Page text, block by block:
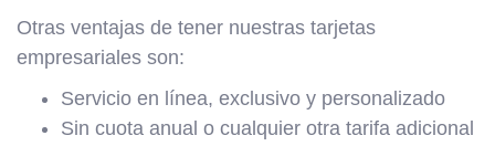
Otras ventajas de tener nuestras tarjetas
empresariales son:
Servicio en línea, exclusivo y personalizado
Sin cuota anual o cualquier otra tarifa adicional